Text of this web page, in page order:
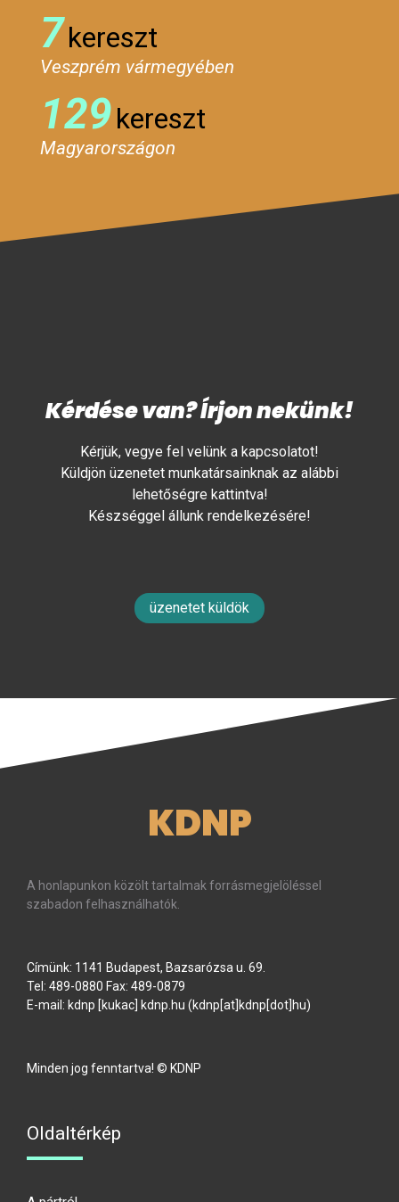
7kereszt
Veszprém vármegyében
129kereszt
Magyarországon
Kérdése van? Írjon nekünk!
Kérjük, vegye fel velünk a kapcsolatot!
Küldjön üzenetet munkatársainknak az alábbi
lehetőségre kattintva!
Készséggel állunk rendelkezésére!
üzenetet küldök
KDNP
A honlapunkon közölt tartalmak forrásmegjelöléssel
szabadon felhasználhatók.
Címünk: 1141 Budapest, Bazsarózsa u. 69.
Tel: 489-0880 Fax: 489-0879
E-mail: kdnp [kukac] kdnp hu (kdnp[at]kdnp[dot]hu)
Minden jog fenntartva! © KDNP
Oldaltérkép